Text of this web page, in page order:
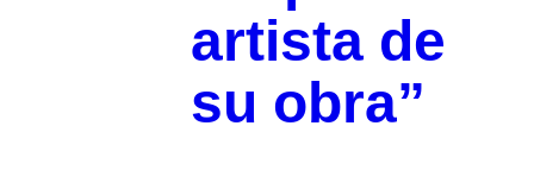
artista de
su obra”